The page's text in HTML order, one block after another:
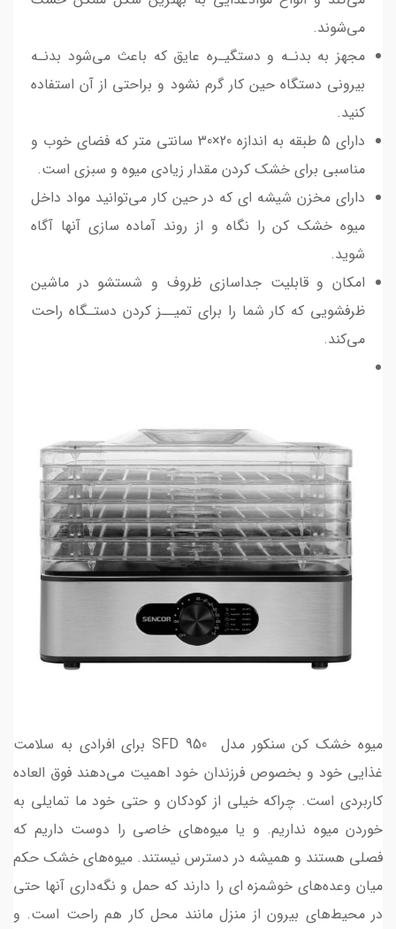
می‌شوند.
مجهز به بدنـه و دستگیـره عایق که باعث ‌می‌شود بدنـه
بیرونی دستگاه حین کار گرم نشود و براحتی از آن استفاده
کنید.
دارای 5 طبقه به اندازه 20×30 سانتی متر که فضای خوب و
مناسبی برای خشک کردن مقدار زیادی میوه و سبزی است.
دارای مخزن شیشه ای که در حین کار می‌توانید مواد داخل
میوه خشک کن را نگاه و از روند آماده سازی آنها آگاه
شوید.
امکان و قابلیت جداسازی ظروف و شستشو در ماشین
ظرفشویی که کار شما را برای تمیــز کردن دستـگاه راحت
می‌کند.
میوه خشک کن سنکور مدل SFD 950 برای افرادی به سلامت
غذایی خود و بخصوص فرزندان خود اهمیت می‌دهند فوق العاده
کاربردی است. چراکه خیلی از کودکان و حتی خود ما تمایلی به
خوردن میوه نداریم. و یا میوه‌های خاصی را دوست داریم که
فصلی هستند و همیشه در دسترس نیستند. میوه‌های خشک حکم
میان وعده‌‌های خوشمزه ای را دارند که حمل و نگه‌داری آنها حتی
در محیط‌های بیرون از منزل مانند محل کار هم راحت است. و